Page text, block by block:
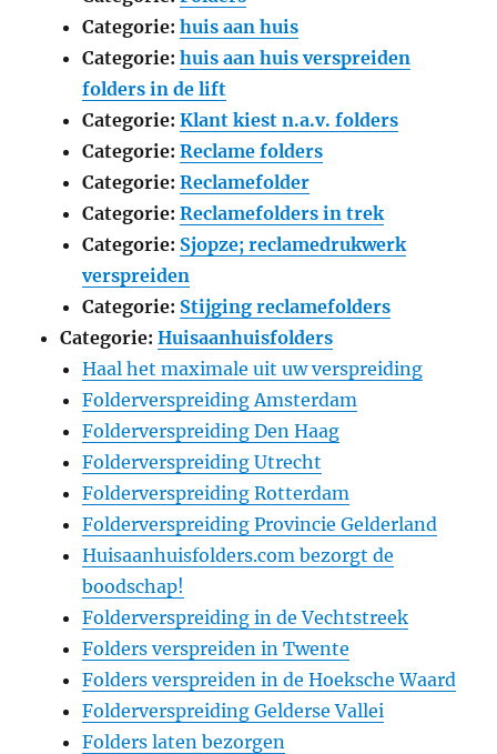
Categorie:huis aan huis
Categorie:huis aan huis verspreiden
folders in de lift
Categorie:Klant kiest n.a.v. folders
Categorie:Reclame folders
Categorie:Reclamefolder
Categorie:Reclamefolders in trek
Categorie: Sjopze; reclamedrukwerk
verspreiden
Categorie: Stijging reclamefolders
Categorie:Huisaanhuisfolders
Haal het maximale uit uw verspreiding
Folderverspreiding Amsterdam
Folderverspreiding Den Haag
Folderverspreiding Utrecht
Folderverspreiding Rotterdam
Folderverspreiding Provincie Gelderland
Huisaanhuisfolders.com bezorgt de
boodschap!
Folderverspreiding in de Vechtstreek
Folders verspreiden in Twente
Folders verspreiden in de Hoeksche Waard
Folderverspreiding Gelderse Vallei
Folders laten bezorgen